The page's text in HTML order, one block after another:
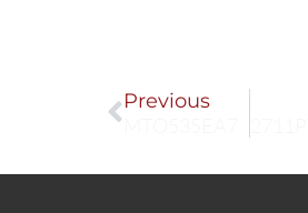
Prev
Previous